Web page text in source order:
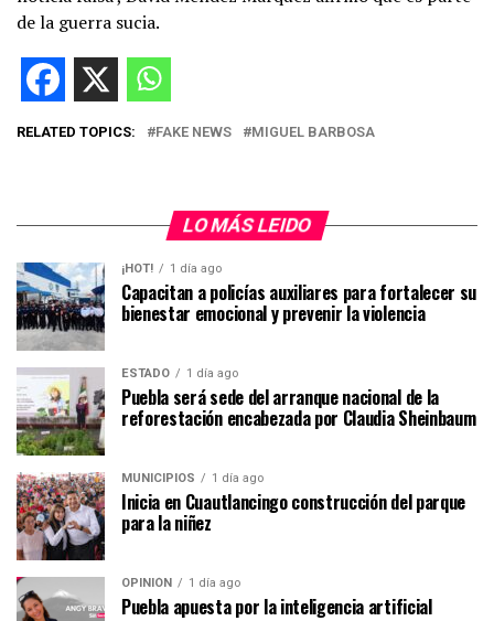
de la guerra sucia.
RELATED TOPICS: FAKE NEWS MIGUEL BARBOSA
LO MÁS LEIDO
¡HOT! 1 día ago
Capacitan a policías auxiliares para fortalecer su
bienestar emocional y prevenir la violencia
ESTADO 1 día ago
Puebla será sede del arranque nacional de la
reforestación encabezada por Claudia Sheinbaum
MUNICIPIOS 1 día ago
Inicia en Cuautlancingo construcción del parque
para la niñez
OPINIÓN 1 día ago
Puebla apuesta por la inteligencia artificial